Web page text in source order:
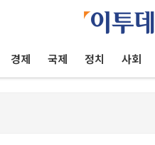
경제 국제 정치 사회